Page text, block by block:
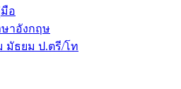
อ
ษาอังกฤษ
มัธยม ป.ตรี/โท